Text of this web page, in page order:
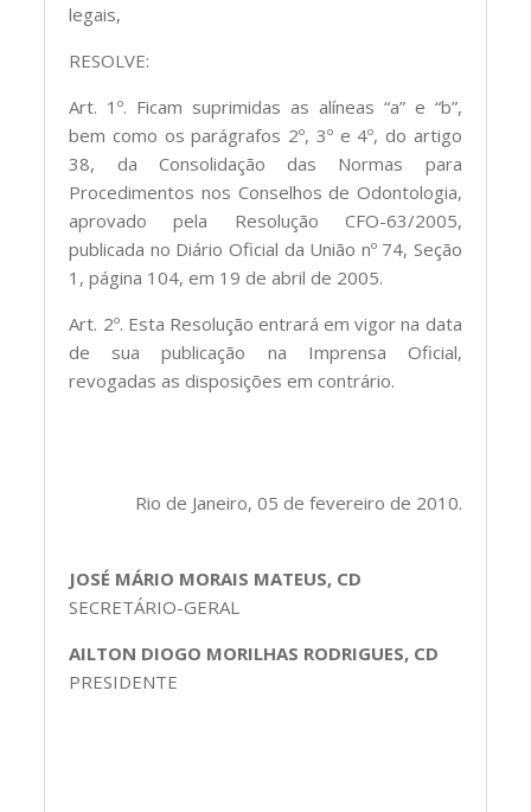
legais,
RESOLVE:
Art. 1º. Ficam suprimidas as alíneas “a” e “b”,
bem como os parágrafos 2º, 3º e 4º, do artigo
38, da Consolidação das Normas para
Procedimentos nos Conselhos de Odontologia,
aprovado pela Resolução CFO-63/2005,
publicada no Diário Oficial da União nº 74, Seção
1, página 104, em 19 de abril de 2005.
Art. 2º. Esta Resolução entrará em vigor na data
de sua publicação na Imprensa Oficial,
revogadas as disposições em contrário.
Rio de Janeiro, 05 de fevereiro de 2010.
JOSÉ MÁRIO MORAIS MATEUS, CD
SECRETÁRIO-GERAL
AILTON DIOGO MORILHAS RODRIGUES, CD
PRESIDENTE